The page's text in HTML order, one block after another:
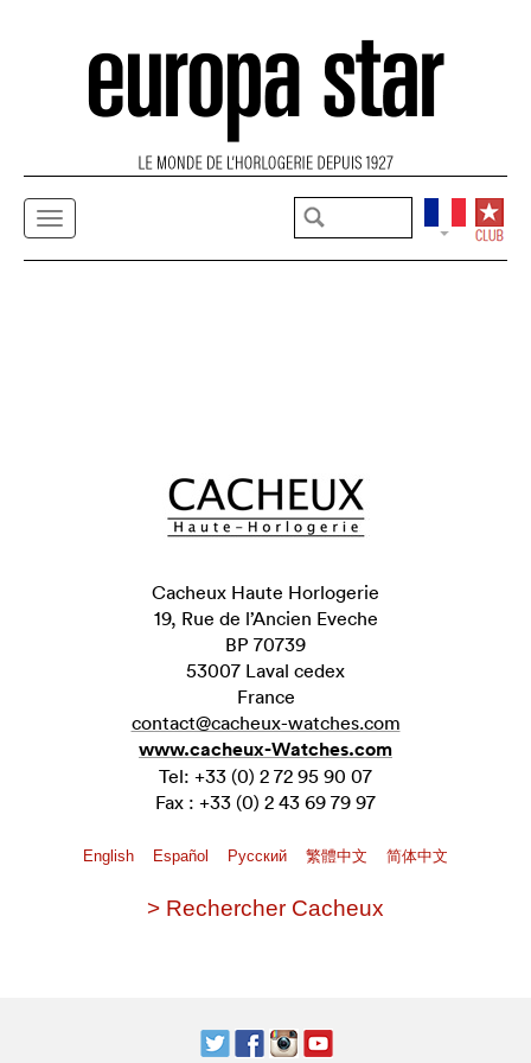
Cacheux Haute Horlogerie
19, Rue de l’Ancien Eveche
BP 70739
53007 Laval cedex
France
contact@cacheux-watches.com
www.cacheux-Watches.com
Tel: +33 (0) 2 72 95 90 07
Fax : +33 (0) 2 43 69 79 97​
English Español Pусский 繁體中文 简体中文
> Rechercher Cacheux